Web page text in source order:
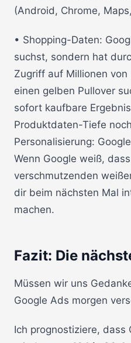
(Android, Chrome,
• Shopping-Daten:
suchst, sondern hat
Zugriff auf Millionen von
einen gelben Pullover
sofort kaufbare
Produktdaten-Tiefe
Personalisierung:
Wenn Google weiß,
verschmutzenden
dir beim nächsten Mal
machen.
Fazit: Die
Müssen wir uns
Google Ads morgen
Ich prognostiziere, dass